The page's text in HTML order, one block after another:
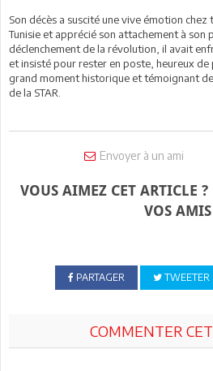
Son décès a suscité une vive émotion chez
Tunisie et apprécié son attachement à son
déclenchement de la révolution, il avait
et insisté pour rester en poste, heureux de
grand moment historique et témoignant
de la STAR.
Envoyer à un ami
VOUS AIMEZ CET ARTICLE ?
VOS
PARTAGER TWEETER
COMMENTER